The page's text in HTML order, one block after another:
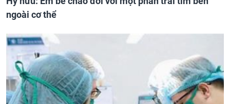
ngoài cơ thể